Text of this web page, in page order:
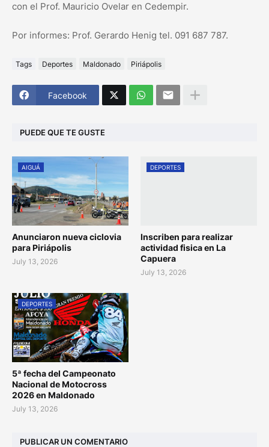
con el Prof. Mauricio Ovelar en Cedempir.
Por informes: Prof. Gerardo Henig tel. 091 687 787.
Tags Deportes Maldonado Piriápolis
Facebook
PUEDE QUE TE GUSTE
AIGUÁ
Anunciaron nueva ciclovia
para Piriápolis
July 13, 2026
DEPORTES
Inscriben para realizar
actividad fisica en La
Capuera
July 13, 2026
DEPORTES
5ª fecha del Campeonato
Nacional de Motocross
2026 en Maldonado
July 13, 2026
PUBLICAR UN COMENTARIO